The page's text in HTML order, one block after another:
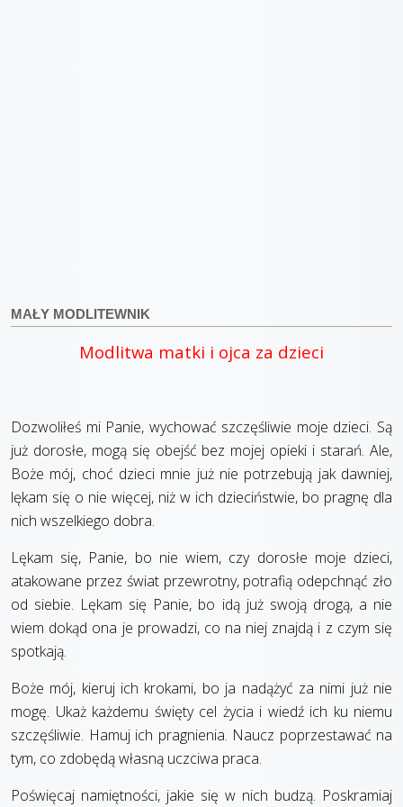
MAŁY MODLITEWNIK
Modlitwa matki i ojca za dzieci
Dozwoliłeś mi Panie, wychować szczęśliwie moje dzieci. Są
już dorosłe, mogą się obejść bez mojej opieki i starań. Ale,
Boże mój, choć dzieci mnie już nie potrzebują jak dawniej,
lękam się o nie więcej, niż w ich dzieciństwie, bo pragnę dla
nich wszelkiego dobra.
Lękam się, Panie, bo nie wiem, czy dorosłe moje dzieci,
atakowane przez świat przewrotny, potrafią odepchnąć zło
od siebie. Lękam się Panie, bo idą już swoją drogą, a nie
wiem dokąd ona je prowadzi, co na niej znajdą i z czym się
spotkają.
Boże mój, kieruj ich krokami, bo ja nadążyć za nimi już nie
mogę. Ukaż każdemu święty cel życia i wiedź ich ku niemu
szczęśliwie. Hamuj ich pragnienia. Naucz poprzestawać na
tym, co zdobędą własną uczciwa praca.
Poświęcaj namiętności, jakie się w nich budzą. Poskramiaj